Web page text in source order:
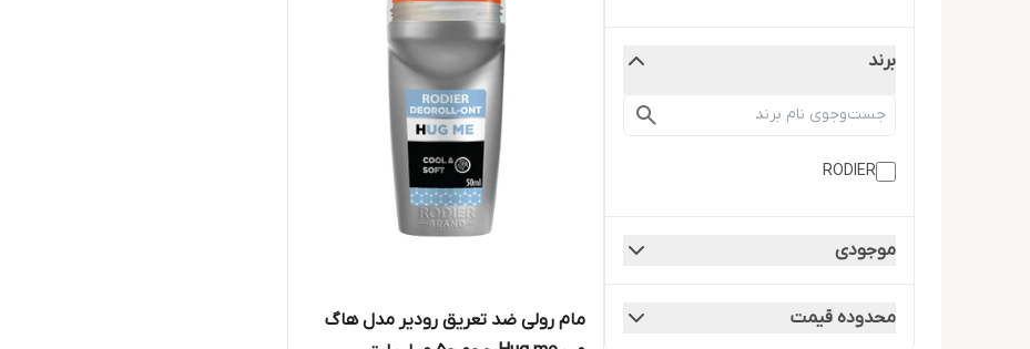
برند
RODIER
موجودی
محدوده قیمت
مام رولی ضد تعریق رودیر مدل هاگ